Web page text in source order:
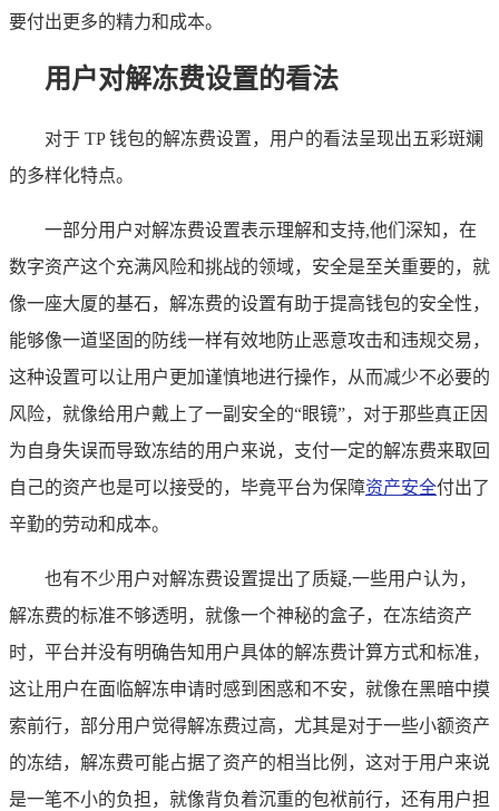
要付出更多的精力和成本。
用户对解冻费设置的看法
对于 TP 钱包的解冻费设置，用户的看法呈现出五彩斑斓
的多样化特点。
一部分用户对解冻费设置表示理解和支持,他们深知，在
数字资产这个充满风险和挑战的领域，安全是至关重要的，就
像一座大厦的基石，解冻费的设置有助于提高钱包的安全性，
能够像一道坚固的防线一样有效地防止恶意攻击和违规交易，
这种设置可以让用户更加谨慎地进行操作，从而减少不必要的
风险，就像给用户戴上了一副安全的“眼镜”，对于那些真正因
为自身失误而导致冻结的用户来说，支付一定的解冻费来取回
自己的资产也是可以接受的，毕竟平台为保障资产安全付出了
辛勤的劳动和成本。
也有不少用户对解冻费设置提出了质疑,一些用户认为，
解冻费的标准不够透明，就像一个神秘的盒子，在冻结资产
时，平台并没有明确告知用户具体的解冻费计算方式和标准，
这让用户在面临解冻申请时感到困惑和不安，就像在黑暗中摸
索前行，部分用户觉得解冻费过高，尤其是对于一些小额资产
的冻结，解冻费可能占据了资产的相当比例，这对于用户来说
是一笔不小的负担，就像背负着沉重的包袱前行，还有用户担